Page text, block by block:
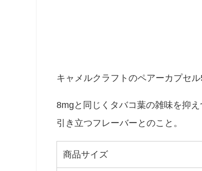
キャメルクラフトのペアーカプセ
8mgと同じくタバコ葉の雑味を抑
引き立つフレーバーとのこと。
商品サイズ